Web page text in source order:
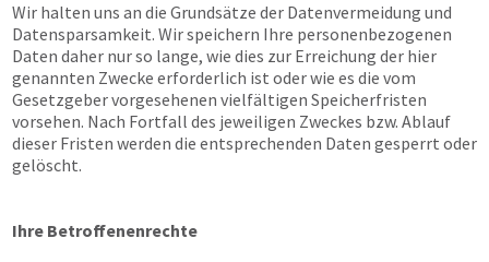
Wir halten uns an die Grundsätze der Datenvermeidung und
Datensparsamkeit. Wir speichern Ihre personenbezogenen
Daten daher nur so lange, wie dies zur Erreichung der hier
genannten Zwecke erforderlich ist oder wie es die vom
Gesetzgeber vorgesehenen vielfältigen Speicherfristen
vorsehen. Nach Fortfall des jeweiligen Zweckes bzw. Ablauf
dieser Fristen werden die entsprechenden Daten gesperrt oder
gelöscht.
Ihre Betroffenenrechte